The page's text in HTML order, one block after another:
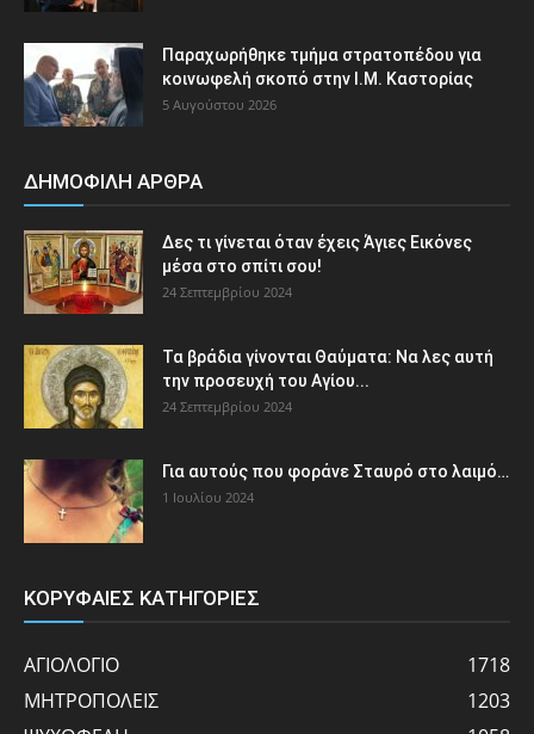
Παραχωρήθηκε τμήμα στρατοπέδου για
κοινωφελή σκοπό στην Ι.Μ. Καστορίας
5 Αυγούστου 2026
ΔΗΜΟΦΙΛΗ ΑΡΘΡΑ
Δες τι γίνεται όταν έχεις Άγιες Εικόνες
μέσα στο σπίτι σου!
24 Σεπτεμβρίου 2024
Τα βράδια γίνονται Θαύματα: Να λες αυτή
την προσευχή του Αγίου...
24 Σεπτεμβρίου 2024
Για αυτούς που φοράνε Σταυρό στο λαιμό…
1 Ιουλίου 2024
ΚΟΡΥΦΑΙΕΣ ΚΑΤΗΓΟΡΙΕΣ
ΑΓΙΟΛΟΓΙΟ
1718
ΜΗΤΡΟΠΟΛΕΙΣ
1203